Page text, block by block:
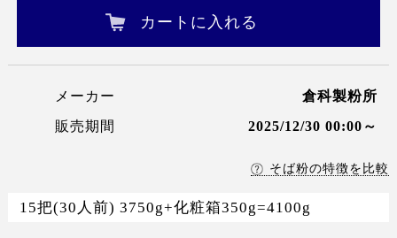
カートに入れる
メーカー
倉科製粉所
販売期間
2025/12/30 00:00～
そば粉の特徴を比較
15把(30人前) 3750g+化粧箱350g=4100g